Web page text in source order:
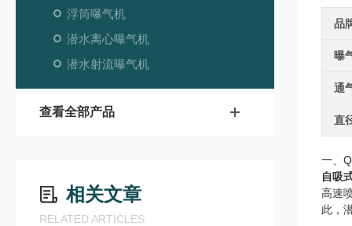
浮筒曝气机
潜水离心曝气机
潜水射流曝气机
查看全部产品
相关文章
RELATED ARTICLES
品
曝
通
直
一、
自吸
高速
此，